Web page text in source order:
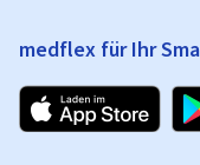
medflex für Ihr